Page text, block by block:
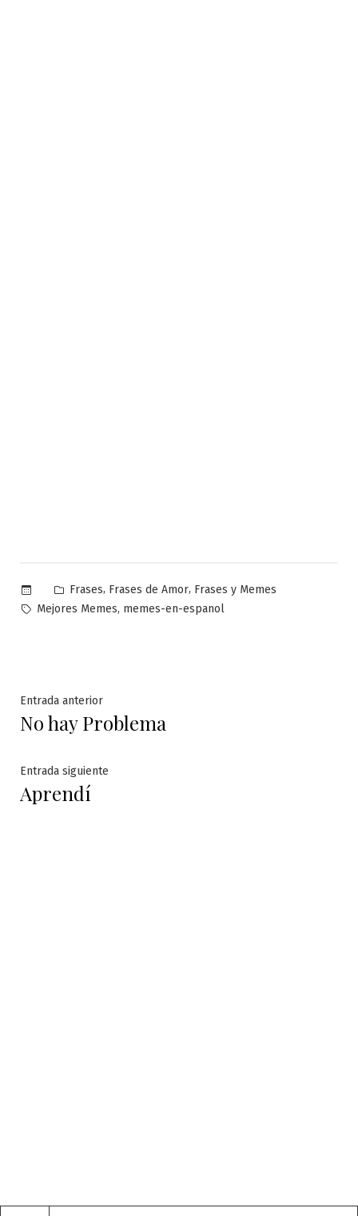
Publicado
en
Frases, Frases de Amor, Frases y Memes
Etiquetas:
Mejores Memes, memes-en-espanol
Navegación
de
entradas
Entrada anteriorEntrada
anterior:
No hay Problema
Entrada siguiente
Aprendí